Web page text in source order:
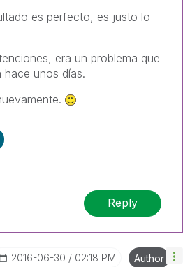
es perfecto, es justo lo
era un problema que
hace unos días.
Reply
‎2016-06-30 02:18 PM Author